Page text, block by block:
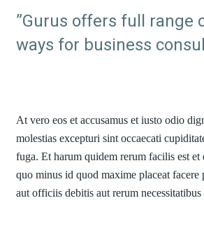
”Gurus offers full
ways for business
At vero eos et accusamus et iusto odio
molestias excepturi sint occaecati
fuga. Et harum quidem rerum facilis est
quo minus id quod maxime placeat
aut officiis debitis aut rerum